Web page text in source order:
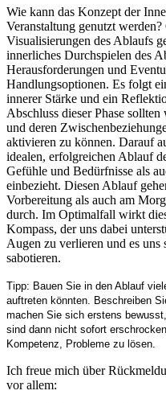
Wie kann das Konzept der
Veranstaltung genutzt
Visualisierungen des Ablaufs
innerliches Durchspielen des
Herausforderungen und
Handlungsoptionen. Es folgt
innerer Stärke und ein
Abschluss dieser Phase
und deren
aktivieren zu können. Darauf
idealen, erfolgreichen Ablauf
Gefühle und Bedürfnisse als
einbezieht. Diesen Ablauf
Vorbereitung als auch am
durch. Im Optimalfall wirkt
Kompass, der uns dabei
Augen zu verlieren und es uns
sabotieren.
Tipp: Bauen Sie in den Ablauf
auftreten könnten. Beschreiben
machen Sie sich erstens
sind dann nicht sofort
Kompetenz, Probleme zu lösen.
Ich freue mich über
vor allem: